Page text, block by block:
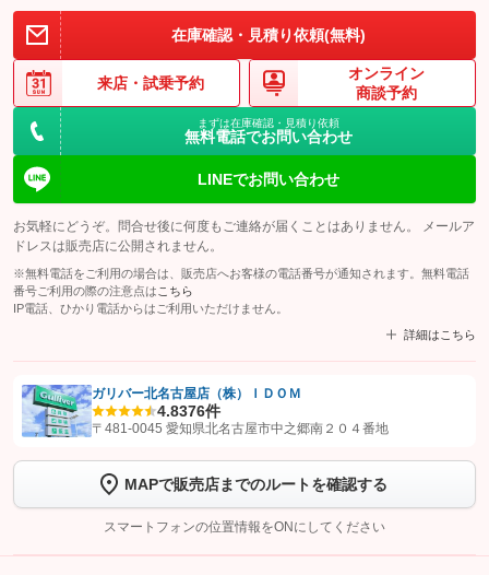
在庫確認・見積り依頼(無料)
来店・ 試乗予約
オンライン
商談予約
まずは在庫確認・見積り依頼
無料電話でお問い合わせ
LINEでお問い合わせ
お気軽にどうぞ。問合せ後に何度もご連絡が届くことはありません。 メールア
ドレスは販売店に公開されません。
※無料電話をご利用の場合は、販売店へお客様の電話番号が通知されます。無料電話
番号ご利用の際の注意点は こちら
IP電話、ひかり電話からはご利用いただけません。
詳細はこちら
【STEP1】認証画面でグーネットを友だち追加してから「許可する」ボタンを押
トーク画面で
ボタンをタップして問い合わせを
完了してください。
こちら
ガリバー北名古屋店（株）ＩＤＯＭ
4.8376件
〒481-0045 愛知県北名古屋市中之郷南２０４番地
MAPで販売店までのルートを確認する
スマートフォンの位置情報をONにしてください